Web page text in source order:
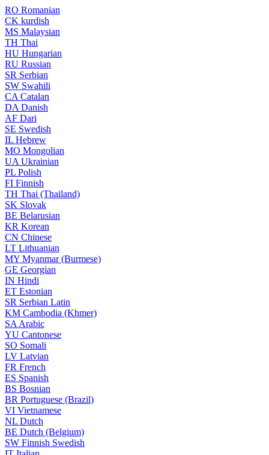
RO Romanian
CK kurdish
MS Malaysian
TH Thai
HU Hungarian
RU Russian
SR Serbian
SW Swahili
CA Catalan
DA Danish
AF Dari
SE Swedish
IL Hebrew
MO Mongolian
UA Ukrainian
PL Polish
FI Finnish
TH Thai (Thailand)
SK Slovak
BE Belarusian
KR Korean
CN Chinese
LT Lithuanian
MY Myanmar (Burmese)
GE Georgian
IN Hindi
ET Estonian
SR Serbian Latin
KM Cambodia (Khmer)
SA Arabic
YU Cantonese
SO Somali
LV Latvian
FR French
ES Spanish
BS Bosnian
BR Portuguese (Brazil)
VI Vietnamese
NL Dutch
BE Dutch (Belgium)
SW Finnish Swedish